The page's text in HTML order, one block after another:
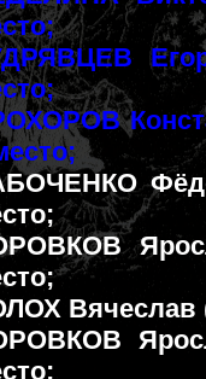
Вячеслав